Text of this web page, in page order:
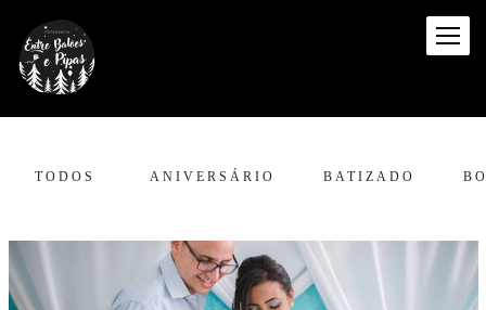
TODOS ANIVERSÁRIO BATIZADO